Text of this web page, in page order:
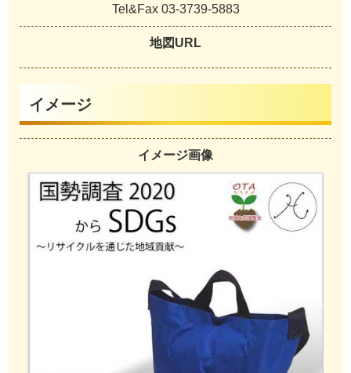
Tel &Fax 03-3739-5883
地図URL
イメージ
イメージ画像